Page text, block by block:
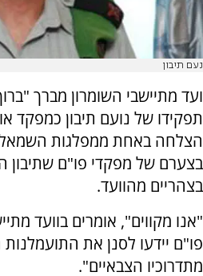
נעם תיבון
ועד מתיישבי השומרון מברך
תפקידו של נועם תיבון כמפקד
הצלחה באחת ממפלגות השמאל
בצערם של מפקדי פו"ם שתיבון
בצהריים מהוועד.
"אנו מקווים", אומרים בוועד
פו"ם יידעו לסנן את
מתדרוכיו הצבאיים".